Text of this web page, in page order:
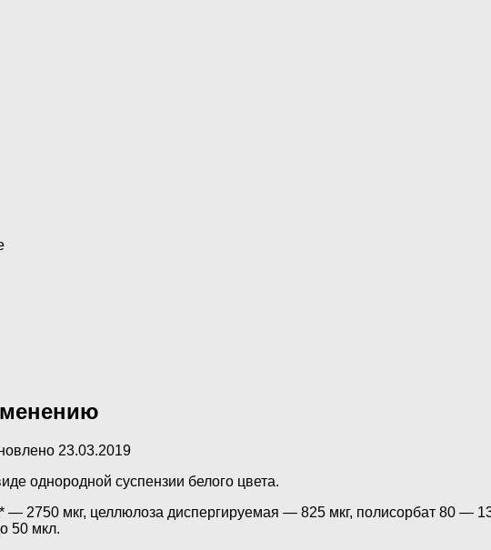
23.03.2019
однородной суспензии белого цвета.
— 2750 мкг, целлюлоза диспергируемая — 825 мкг, полисорбат 80 —
50 мкл.